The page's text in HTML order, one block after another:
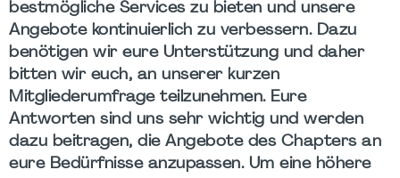
bestmögliche Services zu bieten und unsere
Angebote kontinuierlich zu verbessern. Dazu
benötigen wir eure Unterstützung und daher
bitten wir euch, an unserer kurzen
Mitgliederumfrage teilzunehmen. Eure
Antworten sind uns sehr wichtig und werden
dazu beitragen, die Angebote des Chapters an
eure Bedürfnisse anzupassen. Um eine höhere